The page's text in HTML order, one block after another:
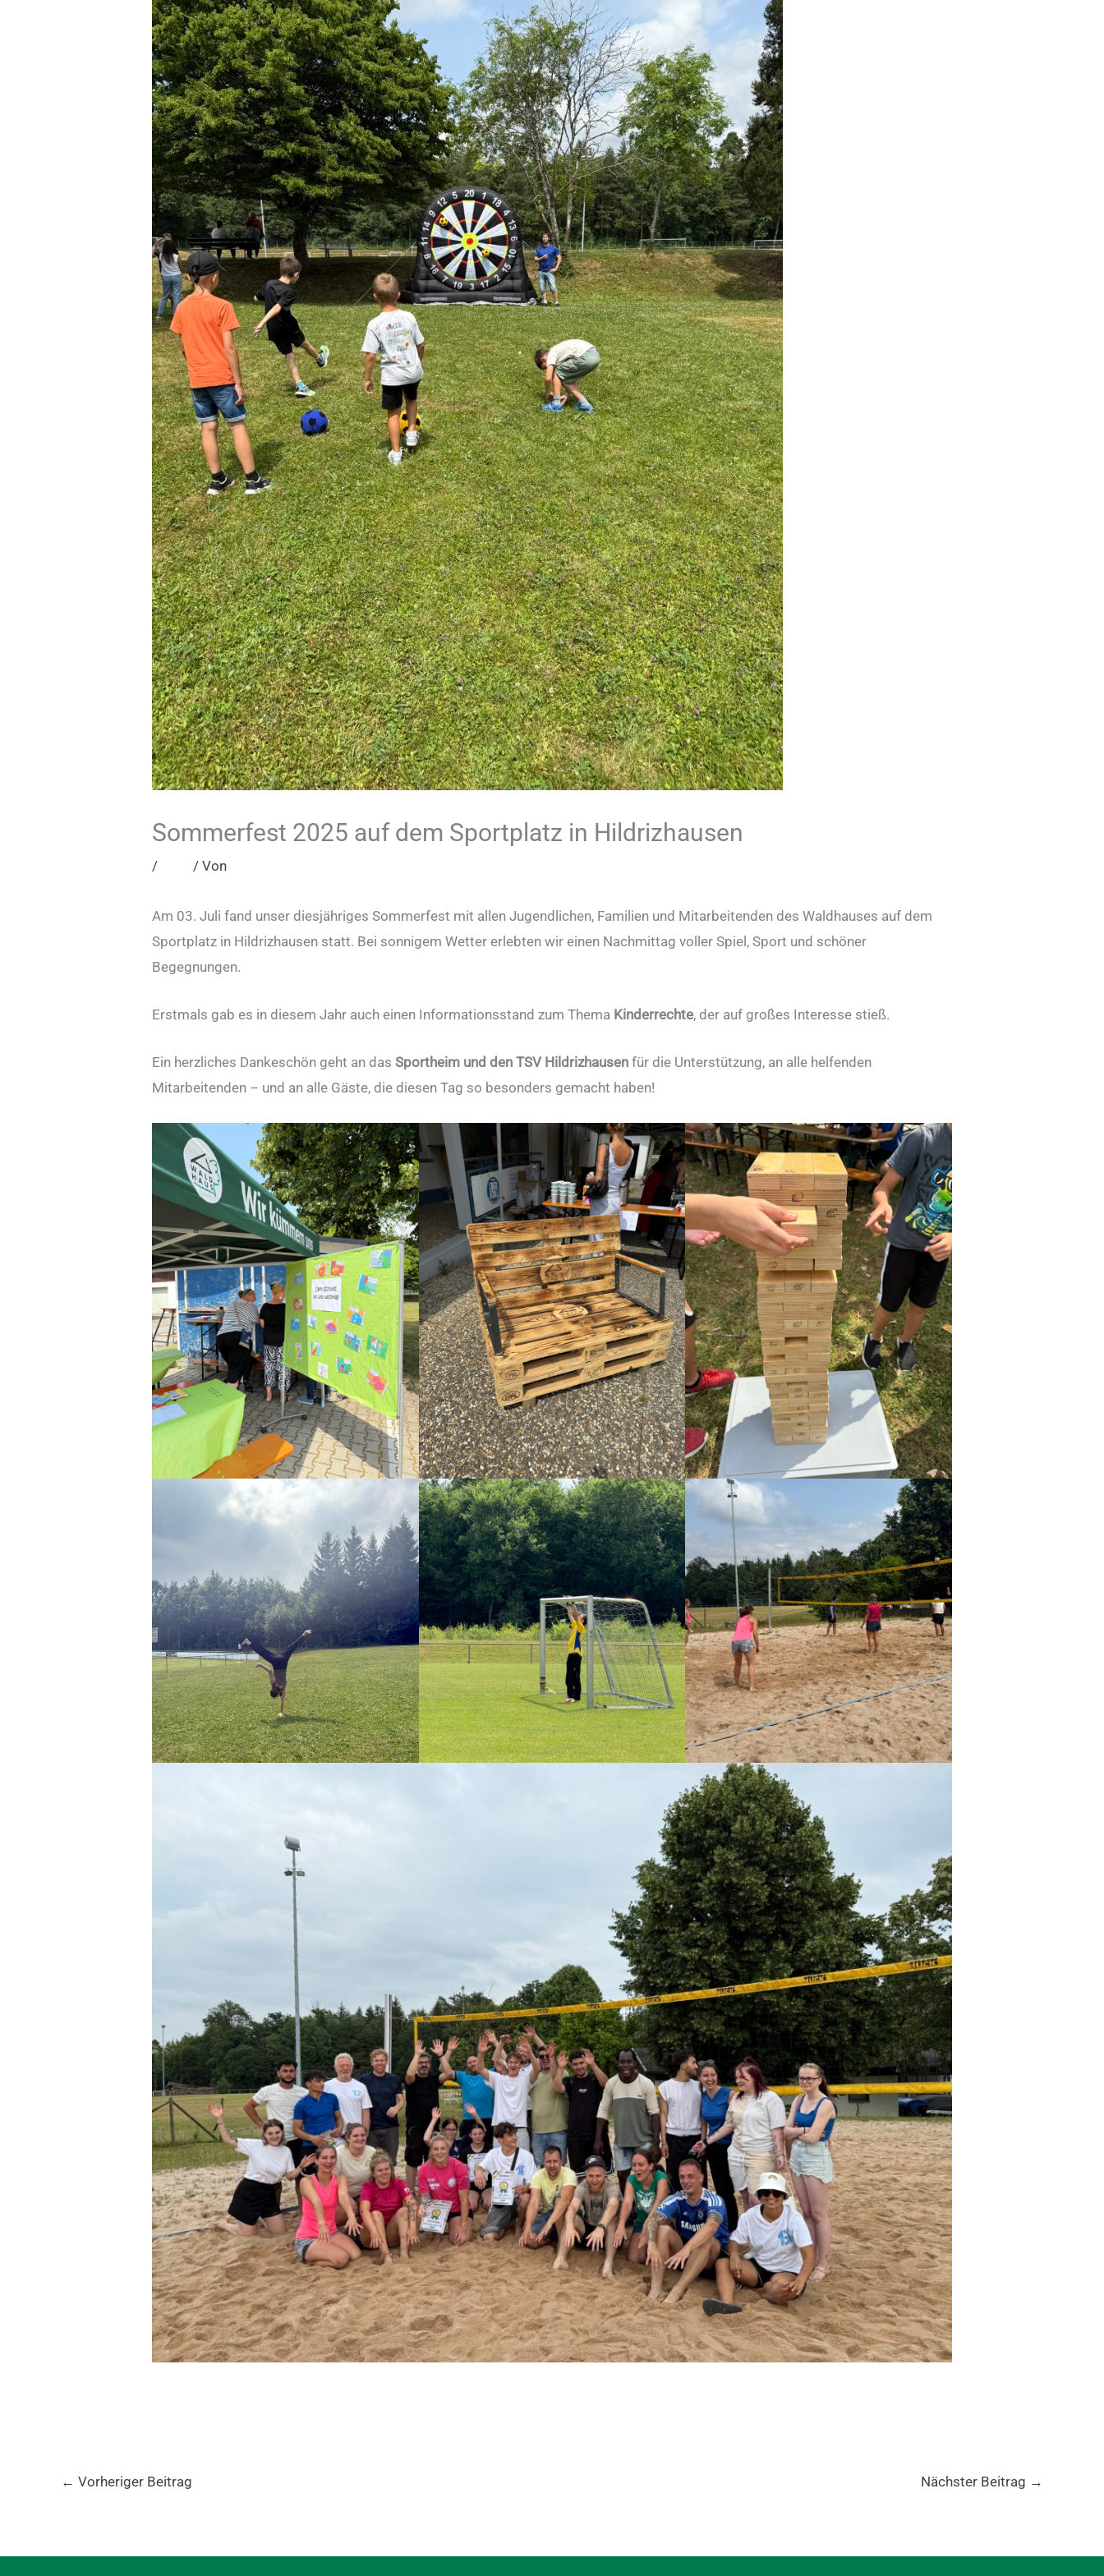
Sommerfest 2025 auf dem Sportplatz in Hildrizhausen
/ / Von
Am 03. Juli fand unser diesjähriges Sommerfest mit allen Jugendlichen, Familien und Mitarbeitenden des Waldhauses auf dem
Sportplatz in Hildrizhausen statt. Bei sonnigem Wetter erlebten wir einen Nachmittag voller Spiel, Sport und schöner
Begegnungen.
Erstmals gab es in diesem Jahr auch einen Informationsstand zum Thema Kinderrechte, der auf großes Interesse stieß.
Ein herzliches Dankeschön geht an dasSportheim und den TSV Hildrizhausen für die Unterstützung, an alle helfenden
Mitarbeitenden – und an alle Gäste, die diesen Tag so besonders gemacht haben!
← Vorheriger Beitrag Nächster Beitrag →